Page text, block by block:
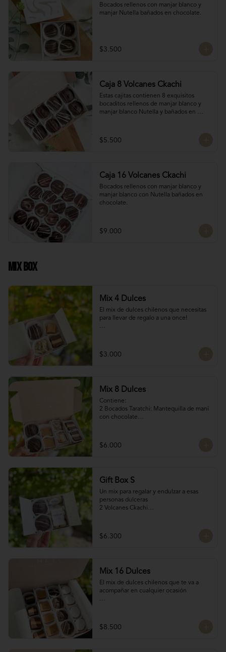
Bocados rellenos con manjar blanco y
manjar Nutella bañados en chocolate.
$3.500
Caja 8 Volcanes Ckachi
Estas cajitas contienen 8 exquisitos
bocaditos rellenos de manjar blanco y
manjar blanco Nutella y bañados en
¡Nada mejor que un poco de dulzura para
alegrarles el día! 🍫✨
$5.500
Caja 16 Volcanes Ckachi
Bocados rellenos con manjar blanco y
manjar blanco con Nutella bañados en
chocolate.
$9.000
Mix Box
Mix 4 Dulces
El mix de dulces chilenos que necesitas
para llevar de regalo a una once!
Bocados Taratchi: Mantequilla de maní
con chocolate
Roca Suiza
SI NECESITAS MÁS DE 10 UNIDADES
escríbenos por WhatsApp o Instagram
estén fresquitos)
$3.000
Mix 8 Dulces
Contiene:
2 Bocados Taratchi: Mantequilla de maní
con chocolate
2 Bocados de Manjar duro nuez
2 San Estanislao: Dulce chileno a base de
$6.000
Gift Box S
Un mix para regalar y endulzar a esas
personas dulceras
2 Volcanes Ckachi
Bocado de Manjar duro
$6.300
Mix 16 Dulces
El mix de dulces chilenos que te va a
acompañar en cualquier ocasión
4 mini chilenitos
4 Bocados Taratchi: Mantequilla de maní
$8.500